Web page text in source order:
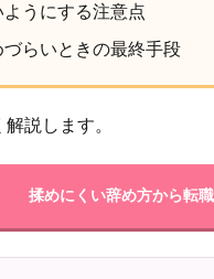
うにする注意点
づらいときの最終手段
説します。
揉めにくい辞め方から転